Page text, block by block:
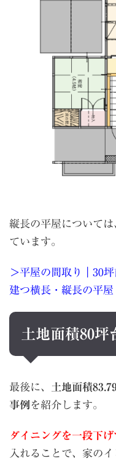
縦長の平屋について
ています。
＞平屋の間取り｜30
建つ横長・縦長の平
土地面積80坪
最後に、
土地面積
事例 を紹介します。
ダイニングを一段下
入れることで、家の